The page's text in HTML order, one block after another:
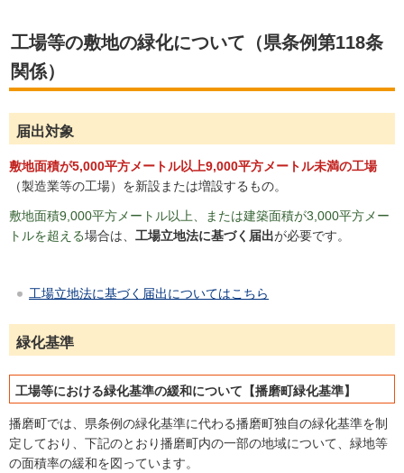
工場等の敷地の緑化について（県条例第118条
関係）
届出対象
敷地面積が5,000平方メートル以上9,000平方メートル未満の工場
（製造業等の工場）を新設または増設するもの。
敷地面積9,000平方メートル以上、または建築面積が3,000平方メー
トルを超える場合は、 工場立地法に基づく届出が必要です。
工場立地法に基づく届出についてはこちら
緑化基準
工場等における緑化基準の緩和について【播磨町緑化基準】
播磨町では、県条例の緑化基準に代わる播磨町独自の緑化基準を制
定しており、下記のとおり播磨町内の一部の地域について、緑地等
の面積率の緩和を図っています。